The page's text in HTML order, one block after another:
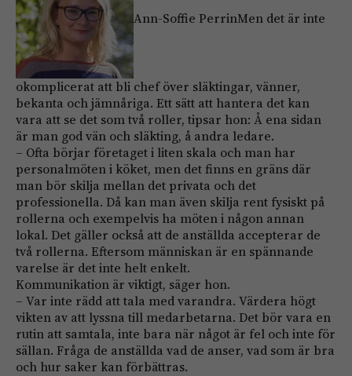
Ann-Soffie PerrinMen det är inte
okomplicerat att bli chef över släktingar, vänner,
bekanta och jämn­åriga. Ett sätt att hantera det kan
vara att se det som två roller, tipsar hon: Å ena sidan
är man god vän och släkting, å andra ledare.
– Ofta börjar företaget i liten skala och man har
personalmöten i köket, men det finns en gräns där
man bör skilja mellan det privata och det
professionella. Då kan man även skilja rent fysiskt på
rollerna och exempelvis ha möten i någon annan
lokal. Det gäller också att de anställda accepterar de
två rollerna. Eftersom människan är en spännande
varelse är det inte helt enkelt.
Kommunikation är viktigt, säger hon.
– Var inte rädd att tala med varandra. ­Värdera högt
vikten av att lyssna till med­arbetarna. Det bör vara en
rutin att samtala, inte bara när något är fel och inte för
sällan. Fråga de anställda vad de anser, vad som är bra
och hur saker kan förbättras.